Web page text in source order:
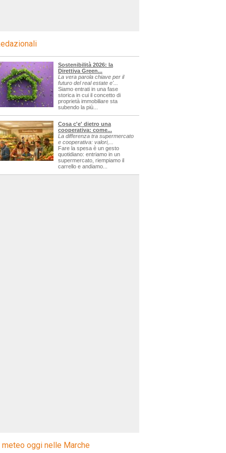
Sostenibilità 2026: la
Direttiva Green...
La vera parola chiave per il
futuro del real estate e'...
Siamo entrati in una fase
storica in cui il concetto di
proprietà immobiliare sta
subendo la più...
Cosa c'e' dietro una
cooperativa: come...
La differenza tra supermercato
e cooperativa: valori,...
Fare la spesa è un gesto
quotidiano: entriamo in un
supermercato, riempiamo il
carrello e andiamo...
meteo oggi nelle Marche